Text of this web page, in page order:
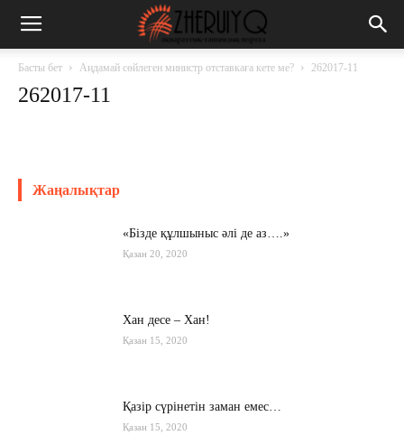
Басты бет Аңдамай сөйлеген министр отставкаға кете ме? 262017-11
262017-11
Жаңалықтар
«Бізде құлшыныс әлі де аз….»
Қазан 20, 2020
Хан десе – Хан!
Қазан 15, 2020
Қазір сүрінетін заман емес…
Қазан 15, 2020